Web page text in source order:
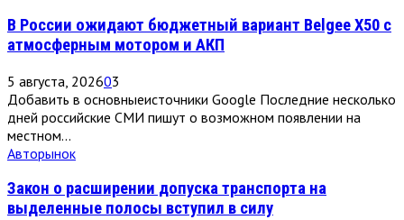
В России ожидают бюджетный вариант Belgee X50 с
атмосферным мотором и АКП
5 августа, 202603
Добавить в основныеисточники Google Последние несколько
дней российские СМИ пишут о возможном появлении на
местном...
Авторынок
Закон о расширении допуска транспорта на
выделенные полосы вступил в силу